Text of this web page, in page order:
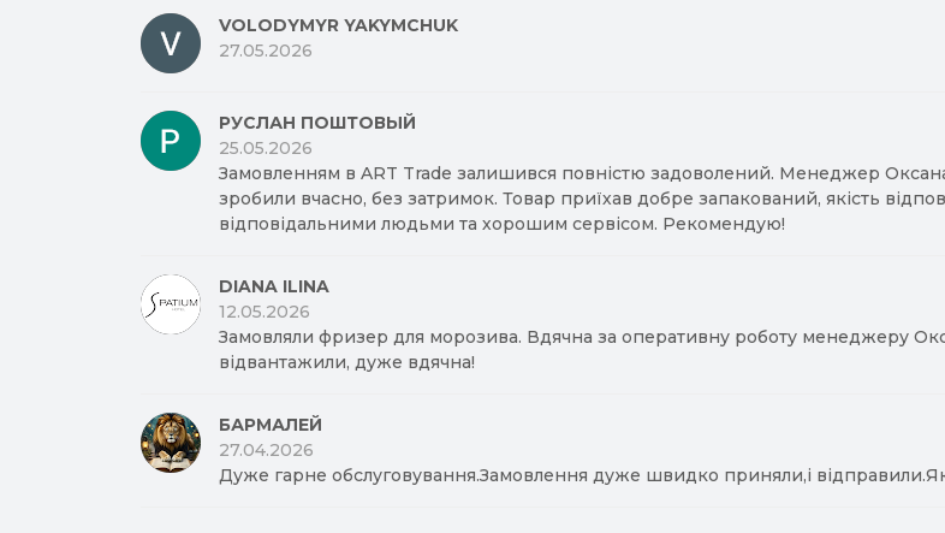
VOLODYMYR YAKYMCHUK
27.05.2026
РУСЛАН ПОШТОВЫЙ
25.05.2026
Замовленням в ART Trade залишився повністю задоволений. Менеджер
зробили вчасно, без затримок. Товар приїхав добре запакований, якість
відповідальними людьми та хорошим сервісом. Рекомендую!
DIANA ILINA
12.05.2026
Замовляли фризер для морозива. Вдячна за оперативну роботу менеджеру
відвантажили, дуже вдячна!
БАРМАЛЕЙ
27.04.2026
Дуже гарне обслуговування.Замовлення дуже швидко приняли,і